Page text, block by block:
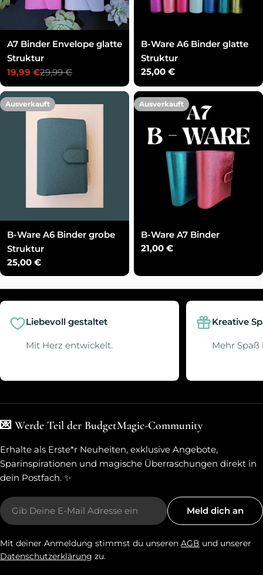
A7 Binder Envelope glatte
Struktur
Verkaufspreis
19,99 €
Regulärer
Preis
29,99 €
B-Ware A6 Binder glatte
Struktur
Regulärer
Preis
25,00 €
Ausverkauft
B-Ware A6 Binder grobe
Struktur
Regulärer
Preis
25,00 €
Ausverkauft
B-Ware A7 Binder
Regulärer
21,00 €
Liebevoll gestaltet
Mit Herz entwickelt.
Kreative
Mehr
💌 Werde Teil der BudgetMagic-Community
Erhalte als Erste*r Neuheiten, exklusive Angebote,
Sparinspirationen und magische Überraschungen direkt in
dein Postfach. ✨
E-
Mail
Meld dich an
Mit deiner Anmeldung stimmst du unseren AGB und unserer
Datenschutzerklärung zu.